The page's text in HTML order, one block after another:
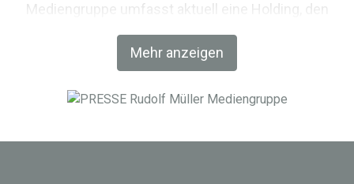
Mehr anzeigen
Mediengruppe umfasst aktuell eine Holding, den
Fachverlag RM Rudolf Müller Medien und mit der BIM
World MUNICH eine Netzwerkplattform für Akteure der